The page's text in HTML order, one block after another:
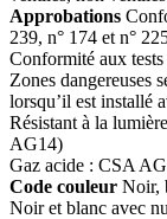
Approbations
239, n° 174 et n°
Conformité aux
Zones dangereuses
lorsqu’il est installé
Résistant à la
AG14)
Gaz acide : CSA
Code couleur Noir,
Noir et blanc avec